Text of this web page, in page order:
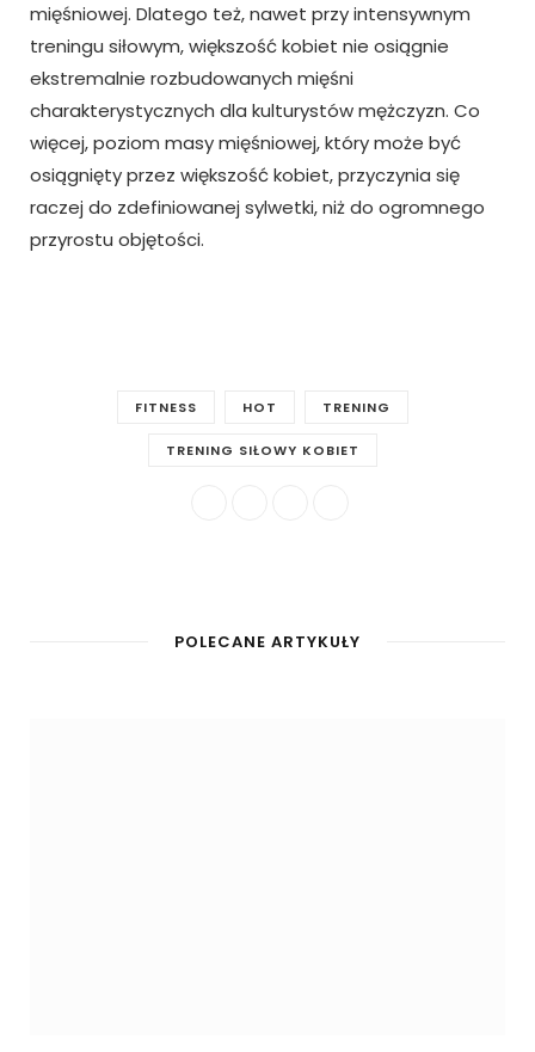
mięśniowej. Dlatego też, nawet przy intensywnym
treningu siłowym, większość kobiet nie osiągnie
ekstremalnie rozbudowanych mięśni
charakterystycznych dla kulturystów mężczyzn. Co
więcej, poziom masy mięśniowej, który może być
osiągnięty przez większość kobiet, przyczynia się
raczej do zdefiniowanej sylwetki, niż do ogromnego
przyrostu objętości.
FITNESS HOT TRENING
TRENING SIŁOWY KOBIET
POLECANE ARTYKUŁY